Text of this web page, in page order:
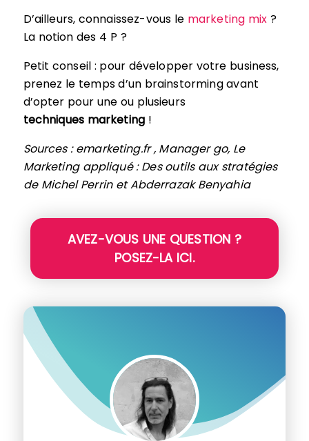
D’ailleurs, connaissez-vous le marketing mix ?
La notion des 4 P ?
Petit conseil : pour développer votre business,
prenez le temps d’un brainstorming avant
d’opter pour une ou plusieurs
techniques marketing !
Sources : emarketing.fr , Manager go, Le
Marketing appliqué : Des outils aux stratégies
de Michel Perrin et Abderrazak Benyahia
AVEZ-VOUS UNE QUESTION ?
POSEZ-LA ICI.